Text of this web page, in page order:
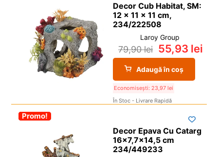
Decor Cub Habitat, SM:
12 x 11 x 11 cm,
234/222508
Laroy Group
79,90lei 55,93 lei
Adaugă în coș
Economisești: 23,97 lei
În Stoc - Livrare Rapidă
-30%
Promo!
Decor Epava Cu Catarg
16×7,7×14,5 cm
234/449233